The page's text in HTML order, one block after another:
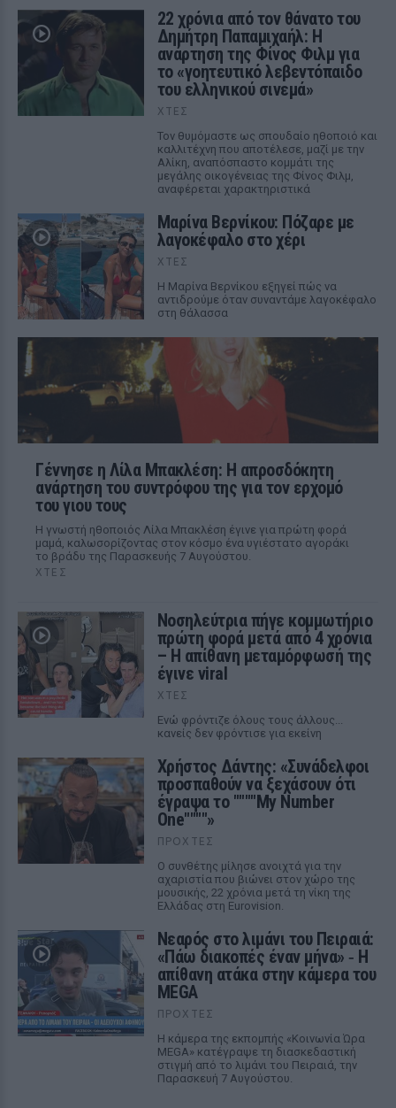
22 χρόνια από τον θάνατο του
Δημήτρη Παπαμιχαήλ: Η
ανάρτηση της Φίνος Φιλμ για
το «γοητευτικό λεβεντόπαιδο
του ελληνικού σινεμά»
ΧΤΕΣ
Τον θυμόμαστε ως σπουδαίο ηθοποιό και
καλλιτέχνη που αποτέλεσε, μαζί με την
Αλίκη, αναπόσπαστο κομμάτι της
μεγάλης οικογένειας της Φίνος Φιλμ,
αναφέρεται χαρακτηριστικά
Μαρίνα Βερνίκου: Πόζαρε με
λαγοκέφαλο στο χέρι
ΧΤΕΣ
Η Μαρίνα Βερνίκου εξηγεί πώς να
αντιδρούμε όταν συναντάμε λαγοκέφαλο
στη θάλασσα
Γέννησε η Λίλα Μπακλέση: Η απροσδόκητη
ανάρτηση του συντρόφου της για τον ερχομό
του γιου τους
Η γνωστή ηθοποιός Λίλα Μπακλέση έγινε για πρώτη φορά
μαμά, καλωσορίζοντας στον κόσμο ένα υγιέστατο αγοράκι
το βράδυ της Παρασκευής 7 Αυγούστου.
ΧΤΕΣ
Νοσηλεύτρια πήγε κομμωτήριο
πρώτη φορά μετά από 4 χρόνια
– Η απίθανη μεταμόρφωσή της
έγινε viral
ΧΤΕΣ
Ενώ φρόντιζε όλους τους άλλους...
κανείς δεν φρόντισε για εκείνη
Χρήστος Δάντης: «Συνάδελφοι
προσπαθούν να ξεχάσουν ότι
έγραψα το """"My Number
One""""»
ΠΡΟΧΤΈΣ
Ο συνθέτης μίλησε ανοιχτά για την
αχαριστία που βιώνει στον χώρο της
μουσικής, 22 χρόνια μετά τη νίκη της
Ελλάδας στη Eurovision.
Νεαρός στο λιμάνι του Πειραιά:
«Πάω διακοπές έναν μήνα» ‑ Η
απίθανη ατάκα στην κάμερα του
MEGA
ΠΡΟΧΤΈΣ
Η κάμερα της εκπομπής «Κοινωνία Ώρα
MEGA» κατέγραψε τη διασκεδαστική
στιγμή από το λιμάνι του Πειραιά, την
Παρασκευή 7 Αυγούστου.